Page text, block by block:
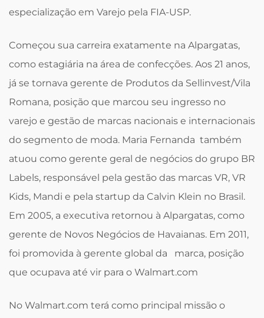
especialização em Varejo pela FIA-USP.
Começou sua carreira exatamente na Alpargatas,
como estagiária na área de confecções. Aos 21 anos,
já se tornava gerente de Produtos da Sellinvest/Vila
Romana, posição que marcou seu ingresso no
varejo e gestão de marcas nacionais e internacionais
do segmento de moda. Maria Fernanda também
atuou como gerente geral de negócios do grupo BR
Labels, responsável pela gestão das marcas VR, VR
Kids, Mandi e pela startup da Calvin Klein no Brasil.
Em 2005, a executiva retornou à Alpargatas, como
gerente de Novos Negócios de Havaianas. Em 2011,
foi promovida à gerente global da marca, posição
que ocupava até vir para o Walmart.com
No Walmart.com terá como principal missão o